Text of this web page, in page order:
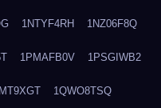
1NTYF4RH 1NZ06F8Q
1PMAFB0V 1PSGIWB2
1QWO8TSQ